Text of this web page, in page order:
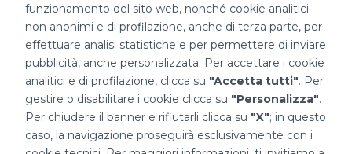
TECNOCASA NEL MONDO
Italia, Spagna,Ungheria,Messico ,Polonia ,Francia,
Tunisia, Thailandia,Repubblica di San Marino
Impostazioni Cookies
funzionamento del sito web, nonché cookie analitici
non anonimi e di profilazione, anche di terza parte, per
effettuare analisi statistiche e per permettere di inviare
pubblicità, anche personalizzata. Per accettare i cookie
analitici e di profilazione, clicca su "Accetta tutti". Per
gestire o disabilitare i cookie clicca su "Personalizza".
Per chiudere il banner e rifiutarli clicca su "X"; in questo
caso, la navigazione proseguirà esclusivamente con i